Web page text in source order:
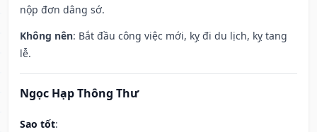
nộp đơn dâng sớ.
Không nên: Bắt đầu công việc mới, kỵ đi du lịch, kỵ tang
lễ.
Ngọc Hạp Thông Thư
Sao tốt: